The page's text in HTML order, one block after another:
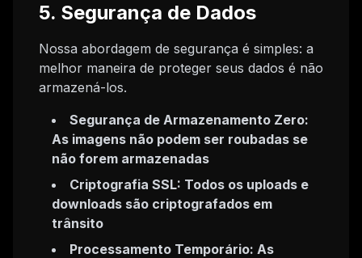
5. Segurança de Dados
Nossa abordagem de segurança é simples: a
melhor maneira de proteger seus dados é não
armazená-los.
Segurança de Armazenamento Zero:
As imagens não podem ser roubadas se
não forem armazenadas
Criptografia SSL: Todos os uploads e
downloads são criptografados em
trânsito
Processamento Temporário: As